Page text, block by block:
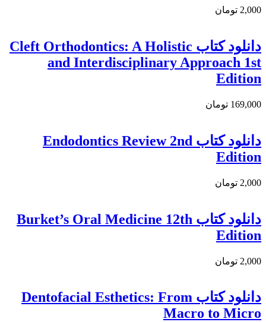
2,000 تومان
دانلود کتاب Cleft Orthodontics: A Holistic
and Interdisciplinary Approach 1st
Edition
169,000 تومان
دانلود كتاب Endodontics Review 2nd
Edition
2,000 تومان
دانلود کتاب Burket’s Oral Medicine 12th
Edition
2,000 تومان
دانلود کتاب Dentofacial Esthetics: From
Macro to Micro